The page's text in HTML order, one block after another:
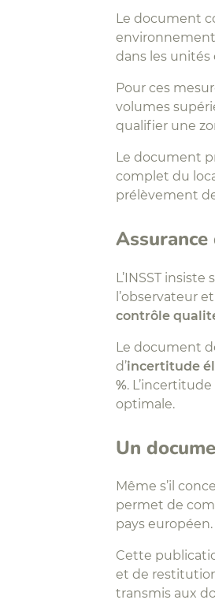
Le document
dans les
Pour ces
volumes
qualifier une
Le document
complet du
prélèvement
L’INSST insiste
l’observateur
contrôle
Le document
d’incertitude
%.
optimale.
Un
Même s’il
permet de
pays européen.
Cette
et de
transmis aux